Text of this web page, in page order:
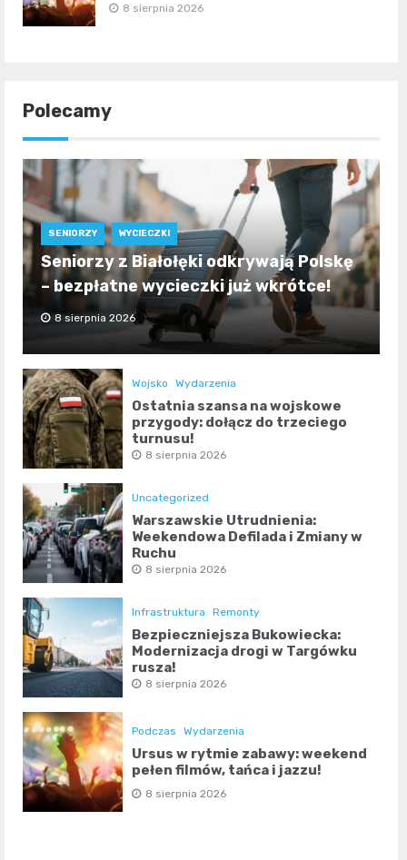
8 sierpnia 2026
Polecamy
SENIORZY WYCIECZKI
Seniorzy z Białołęki odkrywają Polskę
– bezpłatne wycieczki już wkrótce!
8 sierpnia 2026
Wojsko Wydarzenia
Ostatnia szansa na wojskowe
przygody: dołącz do trzeciego
turnusu!
8 sierpnia 2026
Uncategorized
Warszawskie Utrudnienia:
Weekendowa Defilada i Zmiany w
Ruchu
8 sierpnia 2026
Infrastruktura Remonty
Bezpieczniejsza Bukowiecka:
Modernizacja drogi w Targówku
rusza!
8 sierpnia 2026
Podczas Wydarzenia
Ursus w rytmie zabawy: weekend
pełen filmów, tańca i jazzu!
8 sierpnia 2026